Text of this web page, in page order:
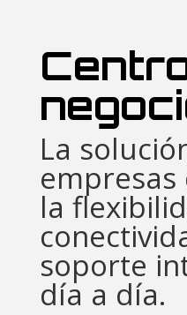
La
la
soporte
día a día.